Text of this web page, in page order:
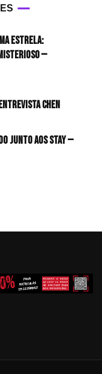
estrela:
—
CHEN
junto aos STAY —